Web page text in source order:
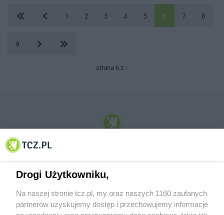
1 2 3 4 5 6 7 8
9
strona 6 z 9
© 2001-2026 Tczew - TCZ.PL Sp. z o.o. Internetowy Serwis Informacyjny Miasta
Drogi Użytkowniku,
Na naszej stronie tcz.pl, my oraz naszych 1160 zaufanych
partnerów uzyskujemy dostęp i przechowujemy informacje